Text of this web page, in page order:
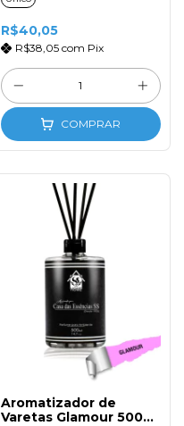
Varetas de Fibra
R$40,05
R$38,05 com Pix
COMPRAR
Aromatizador de
Varetas Glamour 500ml